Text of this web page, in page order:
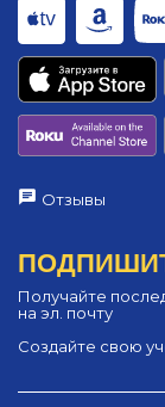
Отзывы
Получайте
на эл. почту
Создайте свою